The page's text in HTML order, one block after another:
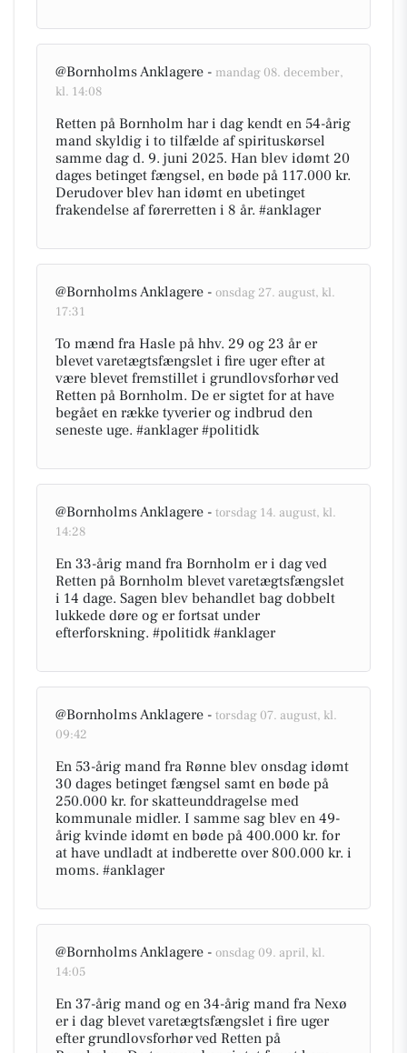
@Bornholms Anklagere - mandag 08. december,
kl. 14:08
Retten på Bornholm har i dag kendt en 54-årig
mand skyldig i to tilfælde af spirituskørsel
samme dag d. 9. juni 2025. Han blev idømt 20
dages betinget fængsel, en bøde på 117.000 kr.
Derudover blev han idømt en ubetinget
frakendelse af førerretten i 8 år. #anklager
@Bornholms Anklagere - onsdag 27. august, kl.
17:31
To mænd fra Hasle på hhv. 29 og 23 år er
blevet varetægtsfængslet i fire uger efter at
være blevet fremstillet i grundlovsforhør ved
Retten på Bornholm. De er sigtet for at have
begået en række tyverier og indbrud den
seneste uge. #anklager #politidk
@Bornholms Anklagere - torsdag 14. august, kl.
14:28
En 33-årig mand fra Bornholm er i dag ved
Retten på Bornholm blevet varetægtsfængslet
i 14 dage. Sagen blev behandlet bag dobbelt
lukkede døre og er fortsat under
efterforskning. #politidk #anklager
@Bornholms Anklagere - torsdag 07. august, kl.
09:42
En 53-årig mand fra Rønne blev onsdag idømt
30 dages betinget fængsel samt en bøde på
250.000 kr. for skatteunddragelse med
kommunale midler. I samme sag blev en 49-
årig kvinde idømt en bøde på 400.000 kr. for
at have undladt at indberette over 800.000 kr. i
moms. #anklager
@Bornholms Anklagere - onsdag 09. april, kl.
14:05
En 37-årig mand og en 34-årig mand fra Nexø
er i dag blevet varetægtsfængslet i fire uger
efter grundlovsforhør ved Retten på